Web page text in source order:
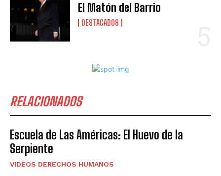
El Matón del Barrio
DESTACADOS
RELACIONADOS
Escuela de Las Américas: El Huevo de la
Serpiente
VIDEOS DERECHOS HUMANOS